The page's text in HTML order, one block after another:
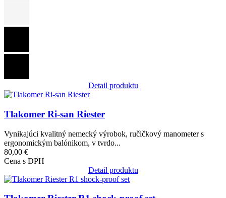
Detail produktu
Obrázok
Tlakomer Ri-san Riester
Vynikajúci kvalitný nemecký výrobok, ručičkový manometer s
ergonomickým balónikom, v tvrdo...
80,00 €
Cena s DPH
Detail produktu
Obrázok